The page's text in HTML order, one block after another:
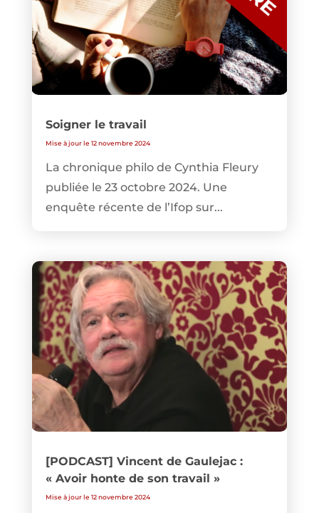
Soigner le travail
Mise à jour le 12 novembre 2024
La chronique philo de Cynthia Fleury
publiée le 23 octobre 2024. Une
enquête récente de l’Ifop sur...
[PODCAST] Vincent de Gaulejac :
« Avoir honte de son travail »
Mise à jour le 12 novembre 2024